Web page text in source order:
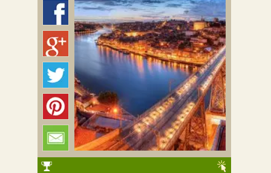
Perguntas Frequentes